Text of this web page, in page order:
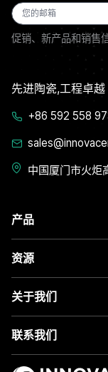
产品
资源
关于我们
联系我们
促销、新产品和销售
先进陶瓷,工程卓越
+86 592 558
中国厦门市火炬